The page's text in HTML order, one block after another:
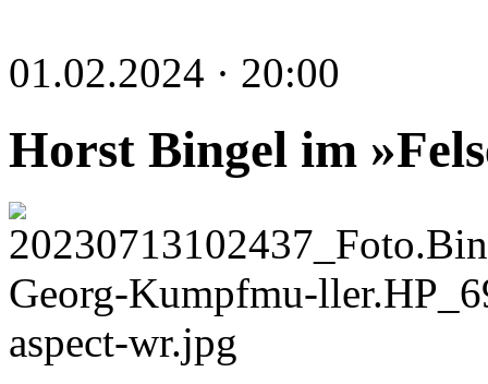
01.02.2024 · 20:00
Horst Bingel im